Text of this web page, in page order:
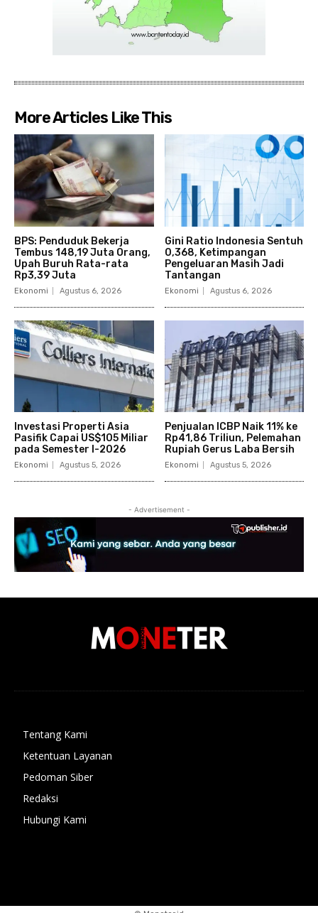
More Articles Like This
BPS: Penduduk Bekerja
Tembus 148,19 Juta Orang,
Upah Buruh Rata-rata
Rp3,39 Juta
Ekonomi Agustus 6, 2026
Gini Ratio Indonesia Sentuh
0,368, Ketimpangan
Pengeluaran Masih Jadi
Tantangan
Ekonomi Agustus 6, 2026
Investasi Properti Asia
Pasifik Capai US$105 Miliar
pada Semester I-2026
Ekonomi Agustus 5, 2026
Penjualan ICBP Naik 11% ke
Rp41,86 Triliun, Pelemahan
Rupiah Gerus Laba Bersih
Ekonomi Agustus 5, 2026
- Advertisement -
Tentang Kami
Ketentuan Layanan
Pedoman Siber
Redaksi
Hubungi Kami